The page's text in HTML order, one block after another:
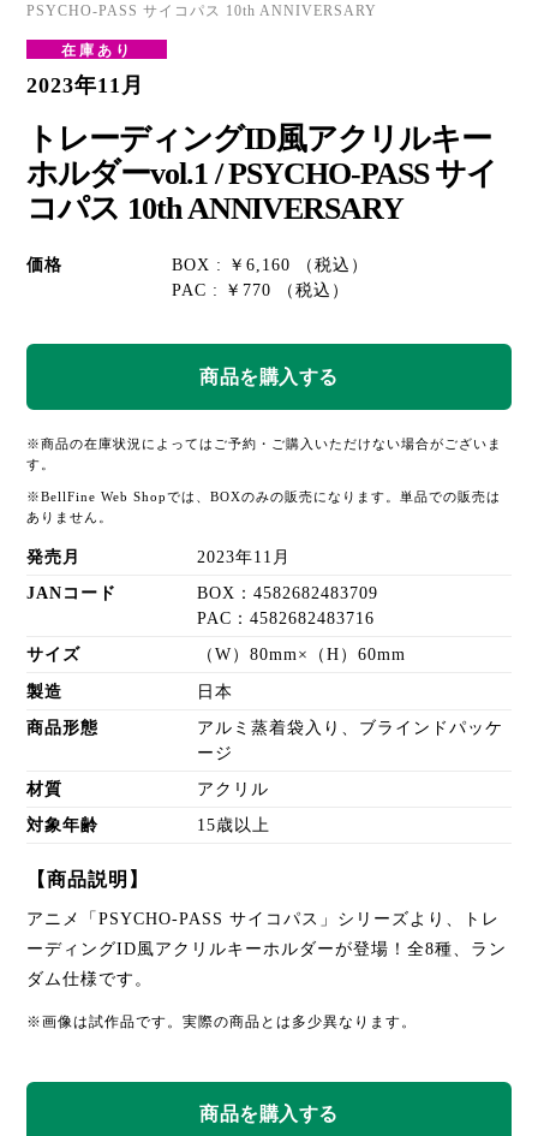
PSYCHO-PASS サイコパス 10th ANNIVERSARY
在庫あり
2023年11月
トレーディングID風アクリルキー
ホルダーvol.1 / PSYCHO-PASS サイ
コパス 10th ANNIVERSARY
価格
BOX : ￥6,160 （税込）
PAC : ￥770 （税込）
※商品の在庫状況によってはご予約・ご購入いただけない場合がございま
す。
※BellFine Web Shopでは、BOXのみの販売になります。単品での販売は
ありません。
発売月 2023年11月
JANコード
BOX：4582682483709
PAC：4582682483716
サイズ （W）80mm×（H）60mm
製造 日本
商品形態
アルミ蒸着袋入り、ブラインドパッケ
ージ
材質 アクリル
対象年齢 15歳以上
【商品説明】
アニメ「PSYCHO-PASS サイコパス」シリーズより、トレ
ーディングID風アクリルキーホルダーが登場！全8種、ラン
ダム仕様です。
※画像は試作品です。実際の商品とは多少異なります。